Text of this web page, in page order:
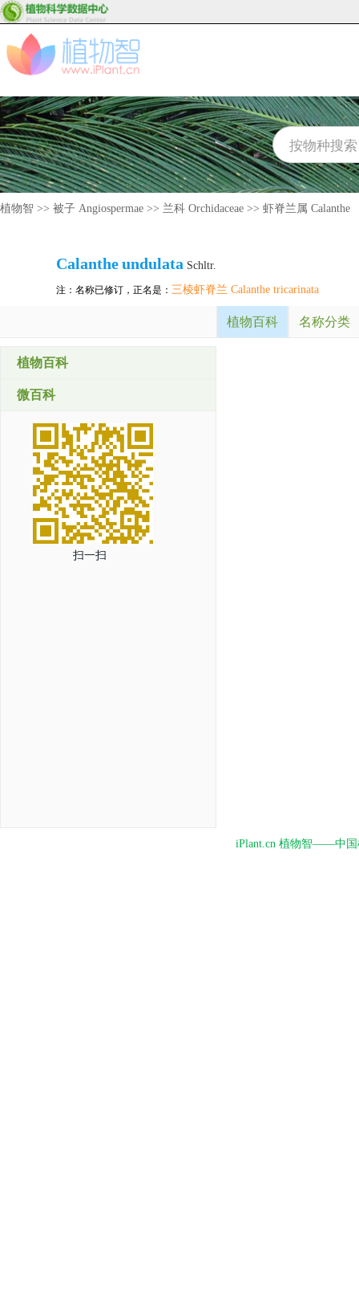
植物智 >> 被子 Angiospermae >> 兰科 Orchidaceae >> 虾脊兰属 Calanthe
Calantheundulata Schltr.
注：名称已修订，正名是： 三棱虾脊兰 Calanthe tricarinata
植物百科 名称分类
植物百科
微百科
扫一扫
iPlant.cn 植物智——中国